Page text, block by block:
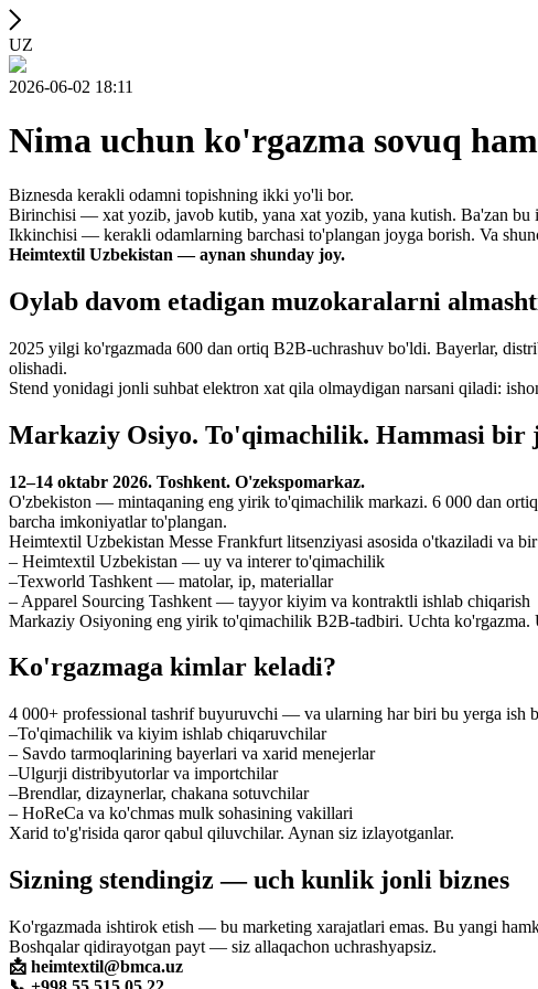
UZ
2026-06-02 18:11
Nima uchun ko'rgazma sovuq
Biznesda kerakli odamni topishning ikki yo'li bor.
Birinchisi — xat yozib, javob kutib, yana xat yozib, yana kutish. Ba'zan
Ikkinchisi — kerakli odamlarning barchasi to'plangan joyga borish. Va
Heimtextil Uzbekistan — aynan shunday joy.
Oylab davom etadigan muzokaralarni
2025 yilgi ko'rgazmada 600 dan ortiq B2B-uchrashuv bo'ldi. Bayerlar,
olishadi.
Stend yonidagi jonli suhbat elektron xat qila olmaydigan narsani qiladi:
Markaziy Osiyo. To'qimachilik. Hammasi bir
12–14 oktabr 2026. Toshkent. O'zekspomarkaz.
O'zbekiston — mintaqaning eng yirik to'qimachilik markazi. 6 000 dan
barcha imkoniyatlar to'plangan.
Heimtextil Uzbekistan Messe Frankfurt litsenziyasi asosida o'tkaziladi va
– Heimtextil Uzbekistan — uy va interer to'qimachilik
–Texworld Tashkent — matolar, ip, materiallar
– Apparel Sourcing Tashkent — tayyor kiyim va kontraktli ishlab chiqarish
Markaziy Osiyoning eng yirik to'qimachilik B2B-tadbiri. Uchta ko'rgazma.
Ko'rgazmaga kimlar keladi?
4 000+ professional tashrif buyuruvchi — va ularning har biri bu yerga ish
–To'qimachilik va kiyim ishlab chiqaruvchilar
– Savdo tarmoqlarining bayerlari va xarid menejerlar
–Ulgurji distribyutorlar va importchilar
–Brendlar, dizaynerlar, chakana sotuvchilar
– HoReCa va ko'chmas mulk sohasining vakillari
Xarid to'g'risida qaror qabul qiluvchilar. Aynan siz izlayotganlar.
Sizning stendingiz — uch kunlik jonli biznes
Ko'rgazmada ishtirok etish — bu marketing xarajatlari emas. Bu yangi
Boshqalar qidirayotgan payt — siz allaqachon uchrashyapsiz.
📩 heimtextil@bmca.uz